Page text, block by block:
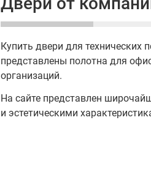
Купить двери для
представлены полотна для
организаций.
На сайте представлен
и эстетическими